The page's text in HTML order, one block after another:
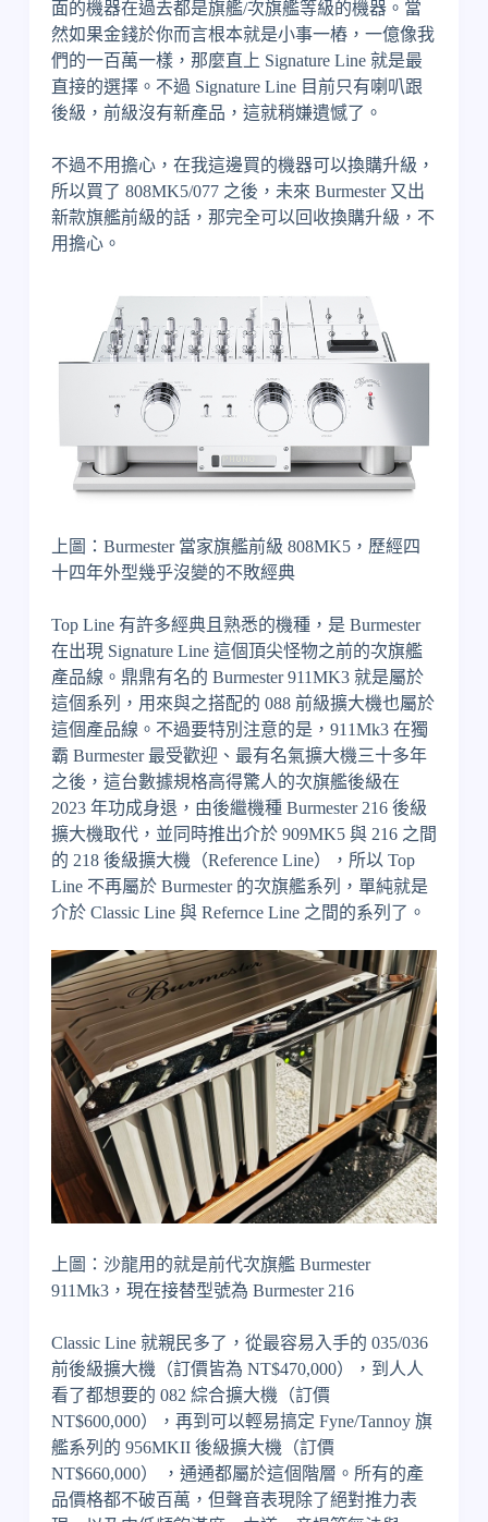
面的機器在過去都是旗艦/次旗艦等級的機器。當
然如果金錢於你而言根本就是小事一樁，一億像我
們的一百萬一樣，那麼直上 Signature Line 就是最
直接的選擇。不過 Signature Line 目前只有喇叭跟
後級，前級沒有新產品，這就稍嫌遺憾了。
不過不用擔心，在我這邊買的機器可以換購升級，
所以買了 808MK5/077 之後，未來 Burmester 又出
新款旗艦前級的話，那完全可以回收換購升級，不
用擔心。
上圖：Burmester 當家旗艦前級 808MK5，歷經四
十四年外型幾乎沒變的不敗經典
Top Line 有許多經典且熟悉的機種，是 Burmester
在出現 Signature Line 這個頂尖怪物之前的次旗艦
產品線。鼎鼎有名的 Burmester 911MK3 就是屬於
這個系列，用來與之搭配的 088 前級擴大機也屬於
這個產品線。不過要特別注意的是，911Mk3 在獨
霸 Burmester 最受歡迎、最有名氣擴大機三十多年
之後，這台數據規格高得驚人的次旗艦後級在
2023 年功成身退，由後繼機種 Burmester 216 後級
擴大機取代，並同時推出介於 909MK5 與 216 之間
的 218 後級擴大機（Reference Line），所以 Top
Line 不再屬於 Burmester 的次旗艦系列，單純就是
介於 Classic Line 與 Refernce Line 之間的系列了。
上圖：沙龍用的就是前代次旗艦 Burmester
911Mk3，現在接替型號為 Burmester 216
Classic Line 就親民多了，從最容易入手的 035/036
前後級擴大機（訂價皆為 NT$470,000），到人人
看了都想要的 082 綜合擴大機（訂價
NT$600,000），再到可以輕易搞定 Fyne/Tannoy 旗
艦系列的 956MKII 後級擴大機（訂價
NT$660,000） ，通通都屬於這個階層。所有的產
品價格都不破百萬，但聲音表現除了絕對推力表